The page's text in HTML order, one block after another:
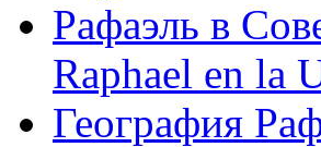
Рафаэль в
Raphael en la
География